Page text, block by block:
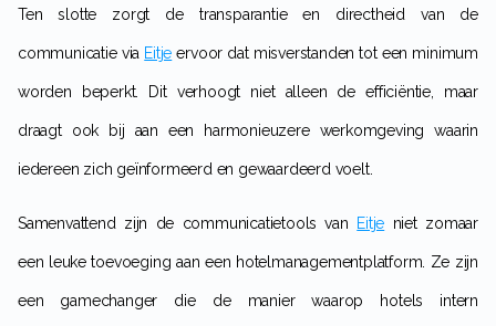
Ten slotte zorgt de transparantie en directheid van de
communicatie via Eitje ervoor dat misverstanden tot een minimum
worden beperkt. Dit verhoogt niet alleen de efficiëntie, maar
draagt ook bij aan een harmonieuzere werkomgeving waarin
iedereen zich geïnformeerd en gewaardeerd voelt.
Samenvattend zijn de communicatietools van Eitje niet zomaar
een leuke toevoeging aan een hotelmanagementplatform. Ze zijn
een gamechanger die de manier waarop hotels intern